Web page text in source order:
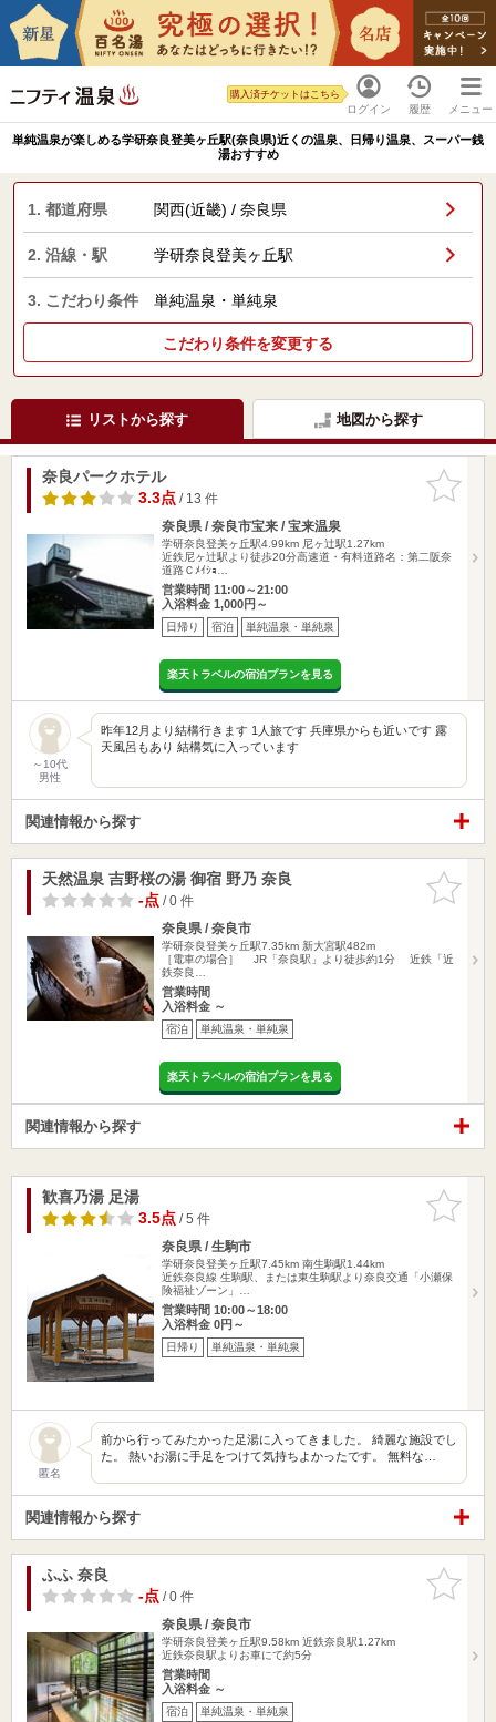
ログイン
購入済チケットはこちら
履歴 メニュー
単純温泉が楽しめる学研奈良登美ヶ丘駅(奈良県)近くの温泉、日帰り温泉、スーパー銭
湯おすすめ
1. 都道府県 関西(近畿) / 奈良県
2. 沿線・駅 学研奈良登美ヶ丘駅
3. こだわり条件 単純温泉・単純泉
こだわり条件を変更する
リストから探す 地図から探す
お気に入
りに追加
奈良パークホテル
3.3点/ 13 件
奈良県 / 奈良市宝来 / 宝来温泉
学研奈良登美ヶ丘駅4.99km 尼ヶ辻駅1.27km
近鉄尼ヶ辻駅より徒歩20分高速道・有料道路名：第二阪奈
道路Ｃﾒｲｼｮ…
営業時間 11:00～21:00
入浴料金 1,000円～
日帰り 宿泊 単純温泉・単純泉
楽天トラベルの宿泊プランを見る
～10代
男性
昨年12月より結構行きます 1人旅です 兵庫県からも近いです 露
天風呂もあり 結構気に入っています
関連情報から探す
お気に入
りに追加
天然温泉 吉野桜の湯 御宿 野乃 奈良
-点/ 0 件
奈良県 / 奈良市
学研奈良登美ヶ丘駅7.35km 新大宮駅482m
［電車の場合］ JR「奈良駅」より徒歩約1分 近鉄「近
鉄奈良…
営業時間
入浴料金 ～
宿泊 単純温泉・単純泉
楽天トラベルの宿泊プランを見る
関連情報から探す
お気に入
りに追加
歓喜乃湯 足湯
3.5点/ 5 件
奈良県 / 生駒市
学研奈良登美ヶ丘駅7.45km 南生駒駅1.44km
近鉄奈良線 生駒駅、または東生駒駅より奈良交通「小瀬保
険福祉ゾーン」…
営業時間 10:00～18:00
入浴料金 0円～
日帰り 単純温泉・単純泉
匿名
前から行ってみたかった足湯に入ってきました。 綺麗な施設でし
た。 熱いお湯に手足をつけて気持ちよかったです。 無料な…
関連情報から探す
お気に入
りに追加
ふふ 奈良
-点/ 0 件
奈良県 / 奈良市
学研奈良登美ヶ丘駅9.58km 近鉄奈良駅1.27km
近鉄奈良駅よりお車にて約5分
営業時間
入浴料金 ～
宿泊 単純温泉・単純泉